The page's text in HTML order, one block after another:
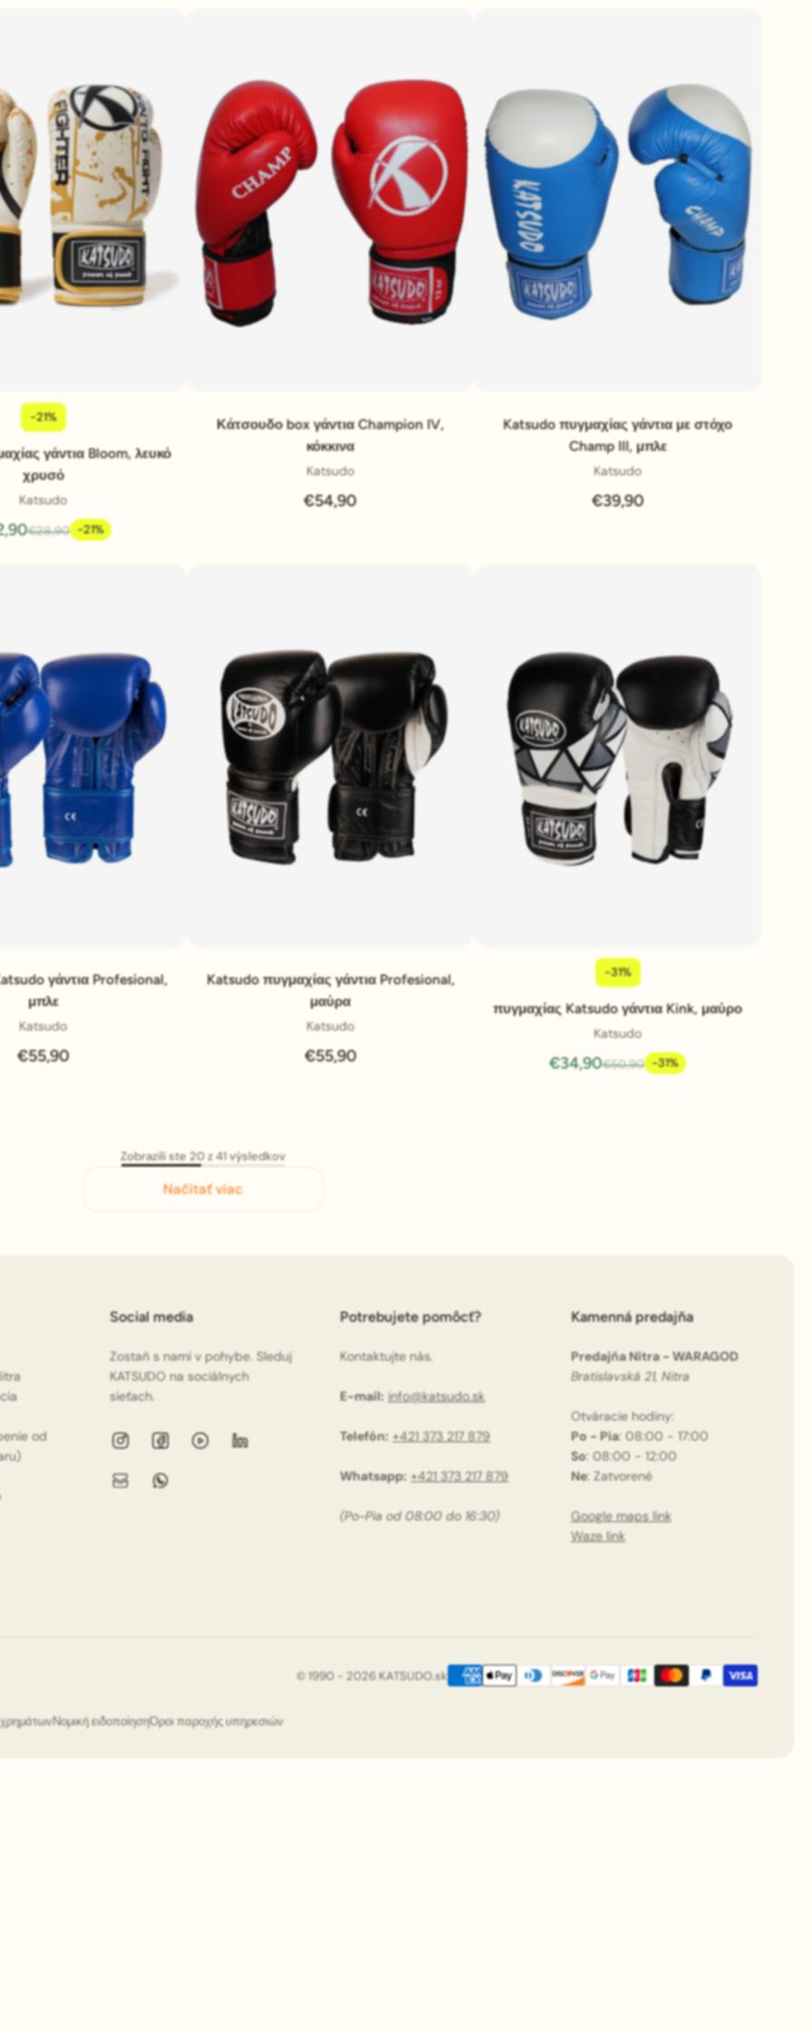
Pridať do košíka
-21%
γάντια Bloom, λευκό
χρυσό
Katsudo
€28,90 -21%
Pridať do košíka
Κάτσουδο box γάντια Champion IV,
κόκκινα
Katsudo
€54,90
Pridať do košíka
Katsudo πυγμαχίας γάντια με στόχο
Champ III, μπλε
Katsudo
€39,90
Pridať do košíka
γάντια Profesional,
μπλε
Katsudo
€55,90
Pridať do košíka
Katsudo πυγμαχίας γάντια Profesional,
μαύρα
Katsudo
€55,90
Pridať do košíka
-31%
πυγμαχίας Katsudo γάντια Kink, μαύρο
Katsudo
€34,90€50,90 -31%
Zobrazili ste 20 z 41 výsledkov
Načítať viac
od
Social media
Zostaň s nami v pohybe. Sleduj
KATSUDO na sociálnych
sieťach.
Potrebujete pomôcť?
Kontaktujte nás.
E-mail: info@katsudo.sk
Telefón: +421 373 217 879
Whatsapp: +421 373 217 879
(Po-Pia od 08:00 do 16:30)
Kamenná predajňa
Predajňa Nitra - WARAGOD
Bratislavská 21, Nitra
Otváracie hodiny:
Po - Pia: 08:00 - 17:00
So: 08:00 - 12:00
Ne: Zatvorené
Google maps link
Waze link
© 1990 - 2026 KATSUDO.sk
χρημάτωνΝομική ειδοποίησηΌροι παροχής υπηρεσιών